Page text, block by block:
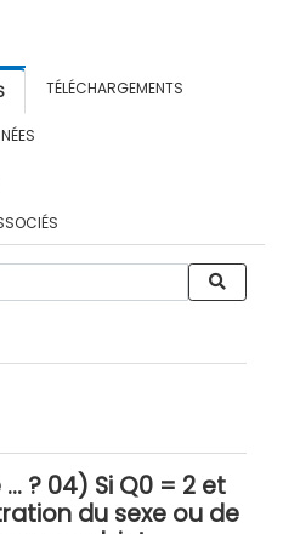
TÉLÉCHARGEMENTS
? 04) Si Q0 = 2 et
du sexe ou de